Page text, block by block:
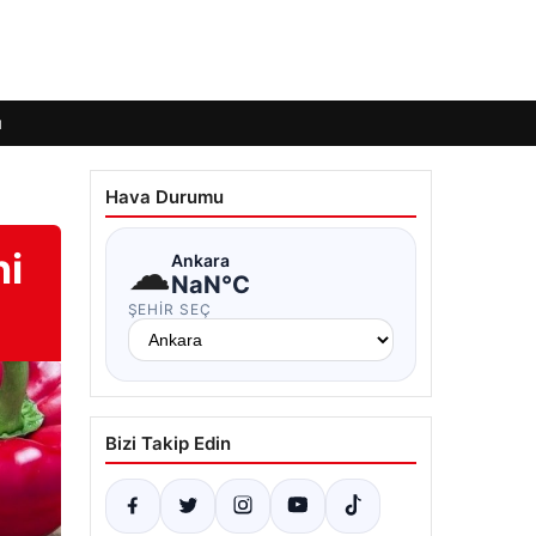
Hava Durumu
☁Ankara
NaN°C
ŞEHIR SEÇ
Bizi Takip Edin